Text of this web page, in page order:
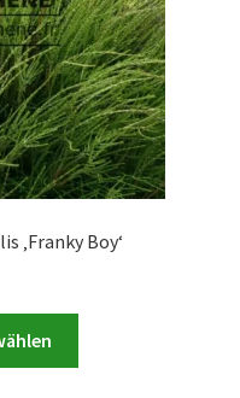
Produktseite
gewählt
werden
‚Franky Boy‘